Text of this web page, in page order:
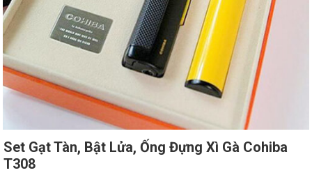
Set Gạt Tàn, Bật Lửa, Ống Đựng Xì Gà Cohiba
T308